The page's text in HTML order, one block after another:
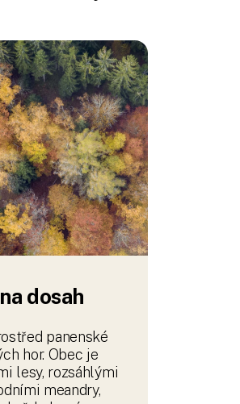
dosah
panenské
hor. Obec je
lesy, rozsáhlými
meandry,